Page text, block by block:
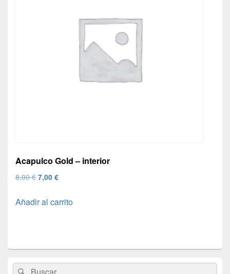
Acapulco Gold – interior
8,00€ El
original
7,00 €El
actual
Añadir al carrito
área
BuscarBuscar